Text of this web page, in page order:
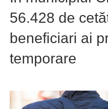
56.428 de
beneficiari ai
temporare